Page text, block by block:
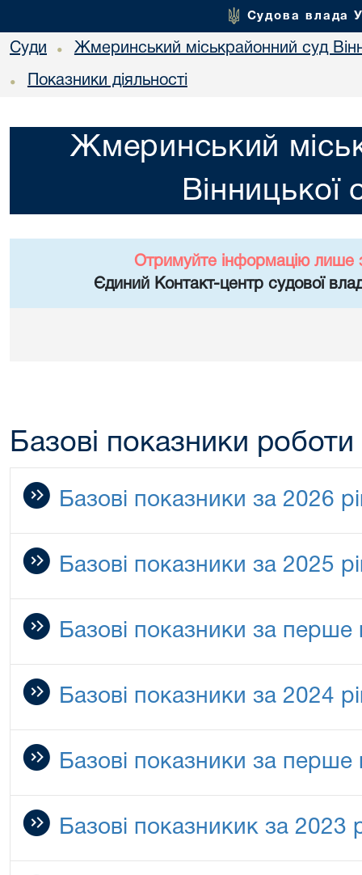
Судова влада
Суди • Жмеринський міськрайонний суд
• Показники діяльності
Жмеринський
Вінницької
Отримуйте інформацію лише
Єдиний Контакт-центр судової
Базові показники роботи
Базові показники за 2026
Базові показники за 2025
Базові показники за перше
Базові показники за 2024
Базові показники за перше
Базові показникик за 2023